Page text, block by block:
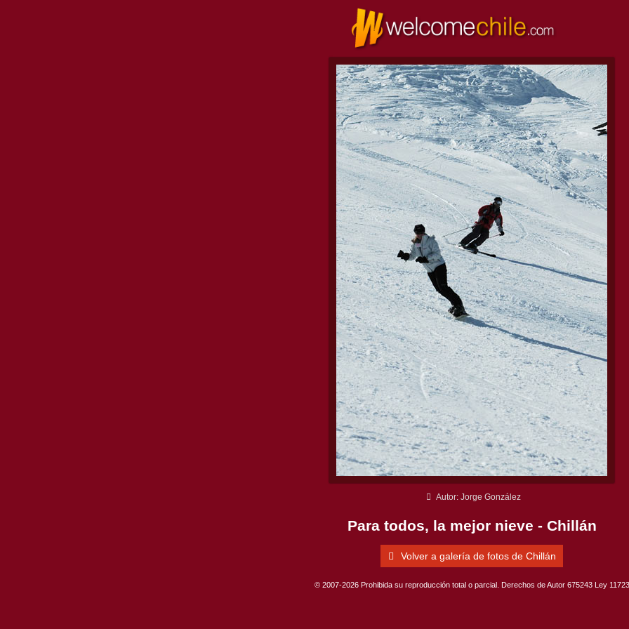
Autor: Jorge González
Para todos, la mejor nieve - Chillán
Volver a galería de fotos de Chillán
© 2007-2026 Prohibida su reproducción total o parcial. Derechos de Autor 675243 Ley 11723